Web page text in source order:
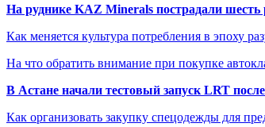
На руднике KAZ Minerals пострадали шесть
Как меняется культура потребления в эпоху
На что обратить внимание при покупке
В Астане начали тестовый запуск LRT
Как организовать закупку спецодежды для